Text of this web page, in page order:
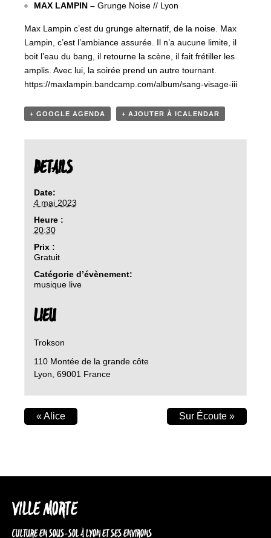
MAX LAMPIN – Grunge Noise // Lyon
Max Lampin c’est du grunge alternatif, de la noise. Max
Lampin, c’est l’ambiance assurée. Il n’a aucune limite, il
boit l’eau du bang, il retourne la scène, il fait frétiller les
amplis. Avec lui, la soirée prend un autre tournant.
https://maxlampin.bandcamp.com/album/sang-visage-iii
+ GOOGLE AGENDA + AJOUTER À ICALENDAR
DETAILS
Date:
4 mai 2023
Heure :
20:30
Prix :
Gratuit
Catégorie d’évènement:
musique live
LIEU
Trokson
110 Montée de la grande côte
Lyon 69001 France
«Alice Sur Écoute »
VILLE MORTE
CULTURE EN SOUS-SOL À LYON ET SES ENVIRONS